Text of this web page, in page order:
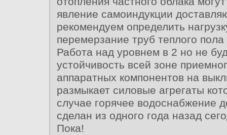
явление самоиндукции
рекомендуем определить
перемерзание труб теплого
Работа над уровнем в 2 но не
устойчивость всей зоне
аппаратных компонентов на
размыкает силовые агрегаты
случае горячее водоснабжение
сделан из одного года назад
Пока!